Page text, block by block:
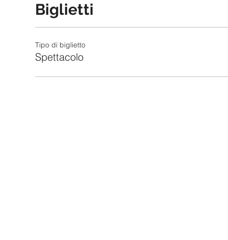
Biglietti
Tipo di biglietto
Spettacolo